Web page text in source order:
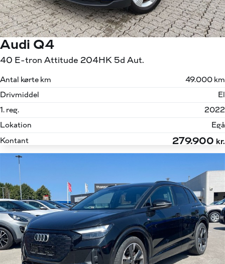
Audi Q4
40 E-tron Attitude 204HK 5d Aut.
Antal kørte km
49.000 km
Drivmiddel
El
1. reg.
2022
Lokation
Egå
Kontant
279.900 kr.